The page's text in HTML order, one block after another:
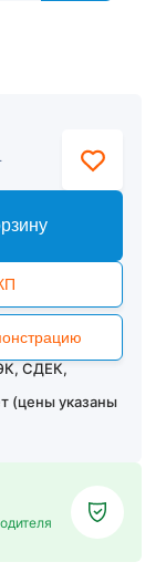
СДЕК,
(цены указаны